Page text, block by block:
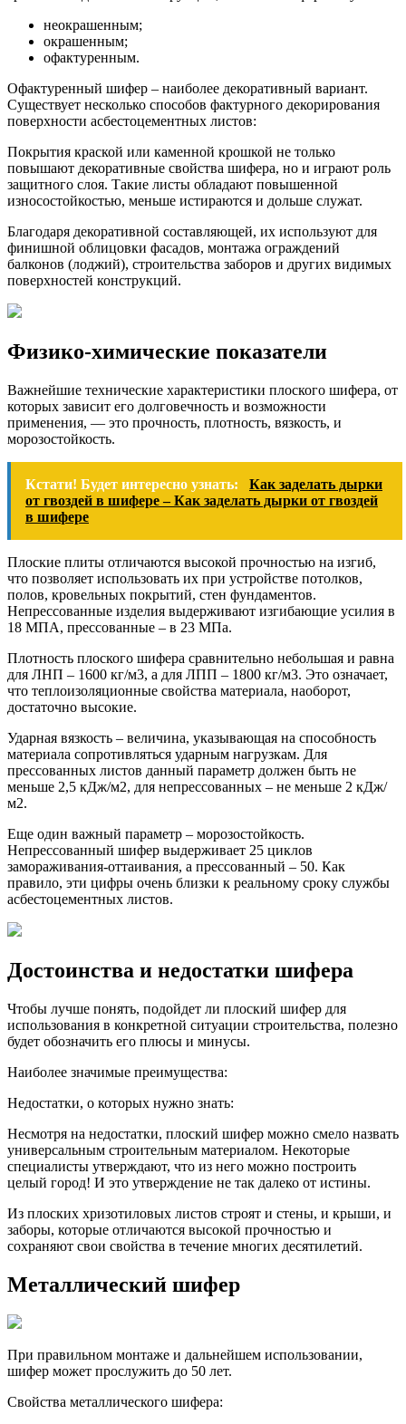
неокрашенным;
окрашенным;
офактуренным.
Офактуренный шифер – наиболее декоративный вариант.
Существует несколько способов фактурного декорирования
поверхности асбестоцементных листов:
Покрытия краской или каменной крошкой не только
повышают декоративные свойства шифера, но и играют роль
защитного слоя. Такие листы обладают повышенной
износостойкостью, меньше истираются и дольше служат.
Благодаря декоративной составляющей, их используют для
финишной облицовки фасадов, монтажа ограждений
балконов (лоджий), строительства заборов и других видимых
поверхностей конструкций.
Физико-химические показатели
Важнейшие технические характеристики плоского шифера, от
которых зависит его долговечность и возможности
применения, — это прочность, плотность, вязкость, и
морозостойкость.
Кстати! Будет интересно узнать:
Как заделать дырки
от гвоздей в шифере – Как заделать дырки от гвоздей
в шифере
Плоские плиты отличаются высокой прочностью на изгиб,
что позволяет использовать их при устройстве потолков,
полов, кровельных покрытий, стен фундаментов.
Непрессованные изделия выдерживают изгибающие усилия в
18 МПА, прессованные – в 23 МПа.
Плотность плоского шифера сравнительно небольшая и равна
для ЛНП – 1600 кг/м3, а для ЛПП – 1800 кг/м3. Это означает,
что теплоизоляционные свойства материала, наоборот,
достаточно высокие.
Ударная вязкость – величина, указывающая на способность
материала сопротивляться ударным нагрузкам. Для
прессованных листов данный параметр должен быть не
меньше 2,5 кДж/м2, для непрессованных – не меньше 2 кДж/
м2.
Еще один важный параметр – морозостойкость.
Непрессованный шифер выдерживает 25 циклов
замораживания-оттаивания, а прессованный – 50. Как
правило, эти цифры очень близки к реальному сроку службы
асбестоцементных листов.
Достоинства и недостатки шифера
Чтобы лучше понять, подойдет ли плоский шифер для
использования в конкретной ситуации строительства, полезно
будет обозначить его плюсы и минусы.
Наиболее значимые преимущества:
Недостатки, о которых нужно знать:
Несмотря на недостатки, плоский шифер можно смело назвать
универсальным строительным материалом. Некоторые
специалисты утверждают, что из него можно построить
целый город! И это утверждение не так далеко от истины.
Из плоских хризотиловых листов строят и стены, и крыши, и
заборы, которые отличаются высокой прочностью и
сохраняют свои свойства в течение многих десятилетий.
Металлический шифер
При правильном монтаже и дальнейшем использовании,
шифер может прослужить до 50 лет.
Свойства металлического шифера: